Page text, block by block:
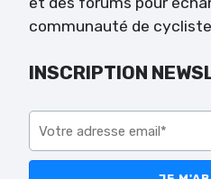
communauté de
INSCRIPTION